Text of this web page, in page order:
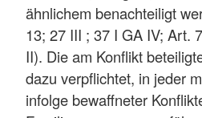
ähnlichem benachteiligt
13; 27 III ; 37 I GA IV; Art.
II). Die am Konflikt
dazu verpflichtet, in jeder
infolge bewaffneter